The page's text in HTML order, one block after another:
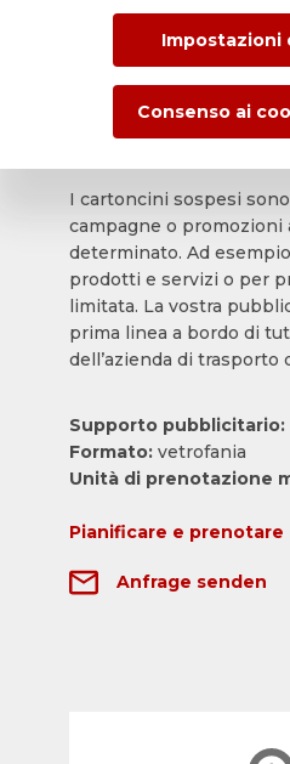
I cartoncini sospesi sono
campagne o promozioni
determinato. Ad
prodotti e servizi o per
limitata. La vostra
prima linea a bordo di
dell’azienda di trasporto
Supporto pubblicitario:
Formato: vetrofania
Unità di prenotazione
Pianificare e prenotare
Anfrage senden
Impostazioni
Consenso ai